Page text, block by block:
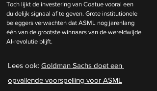
Toch lijkt de investering van Coatue vooral een
duidelijk signaal af te geven. Grote institutionele
beleggers verwachten dat ASML nog jarenlang
één van de grootste winnaars van de wereldwijde
AI-revolutie blijft.
Lees ook: Goldman Sachs doet een
opvallende voorspelling voor ASML